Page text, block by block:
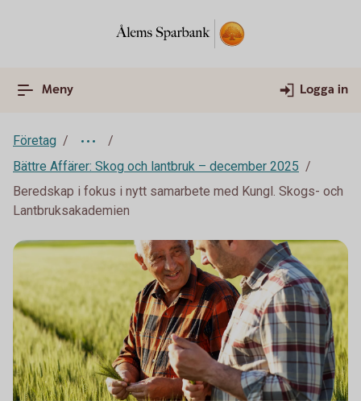
Meny Logga in
Företag
Bättre Affärer: Skog och lantbruk – december 2025
Beredskap i fokus i nytt samarbete med Kungl. Skogs- och
Lantbruksakademien